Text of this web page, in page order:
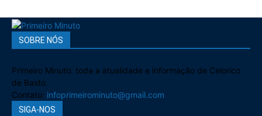
SOBRE NÓS
Primeiro Minuto: toda a atualidade e informação de Celorico
de Basto.
Contato: infoprimeirominuto@gmail.com
SIGA-NOS